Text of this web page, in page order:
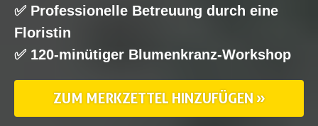
✅ Professionelle Betreuung durch eine
Floristin
✅ 120-minütiger Blumenkranz-Workshop
ZUM MERKZETTEL HINZUFÜGEN »